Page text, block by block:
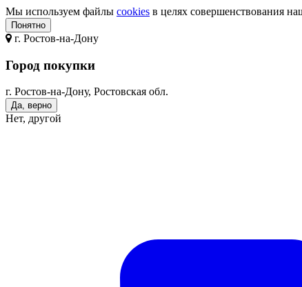
Мы используем файлы cookies в целях совершенствования
Понятно
г. Ростов-на-Дону
Город покупки
г. Ростов-на-Дону, Ростовская обл.
Да, верно
Нет, другой